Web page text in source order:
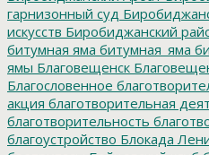
гарнизонный суд
искусств Биробиджанский
битумная яма битумная_яма
ямы Благовещенск
Благословенное
акция благотворительная
благотворительность
благоустройство Блокада